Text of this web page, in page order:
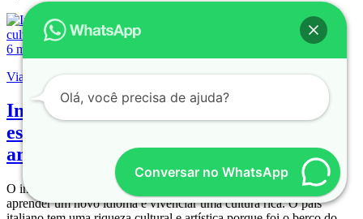
6 min
Viagem
Intercâmbio na Itália: descubra como
estudar e viver no país da cultura e da
arte
O intercâmbio na Itália é uma ótima experiência que permite
aprender um novo idioma e vivenciar uma cultura rica. O país
Conversar no WhatsApp
Olá, você precisa de ajuda?